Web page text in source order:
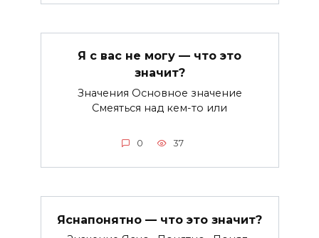
Я с вас не могу — что это
значит?
Значения Основное значение
Смеяться над кем-то или
0 37
Яснапонятно — что это значит?